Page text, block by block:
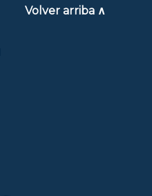
Volver arriba ∧